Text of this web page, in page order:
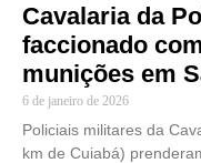
Cavalaria da
faccionado
munições em
6 de janeiro de 2026
Policiais militares da
km de Cuiabá)